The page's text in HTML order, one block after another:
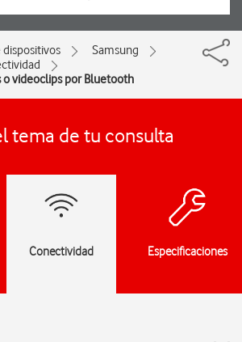
dispositivos
Samsung
o videoclips por Bluetooth
tema de tu consulta
Conectividad Especificaciones